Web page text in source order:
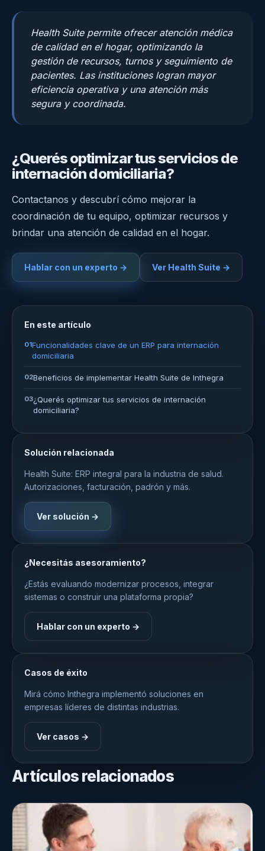
Health Suite permite ofrecer atención médica
de calidad en el hogar, optimizando la
gestión de recursos, turnos y seguimiento de
pacientes. Las instituciones logran mayor
eficiencia operativa y una atención más
segura y coordinada.
¿Querés optimizar tus servicios de
internación domiciliaria?
Contactanos y descubrí cómo mejorar la
coordinación de tu equipo, optimizar recursos y
brindar una atención de calidad en el hogar.
Hablar con un experto → Ver Health Suite →
En este artículo
01Funcionalidades clave de un ERP para internación
domiciliaria
02Beneficios de implementar Health Suite de Inthegra
03¿Querés optimizar tus servicios de internación
domiciliaria?
Solución relacionada
Health Suite: ERP integral para la industria de salud.
Autorizaciones, facturación, padrón y más.
Ver solución →
¿Necesitás asesoramiento?
¿Estás evaluando modernizar procesos, integrar
sistemas o construir una plataforma propia?
Hablar con un experto →
Casos de éxito
Mirá cómo Inthegra implementó soluciones en
empresas líderes de distintas industrias.
Ver casos →
Artículos relacionados